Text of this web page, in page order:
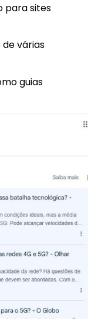
para sites
várias
guias